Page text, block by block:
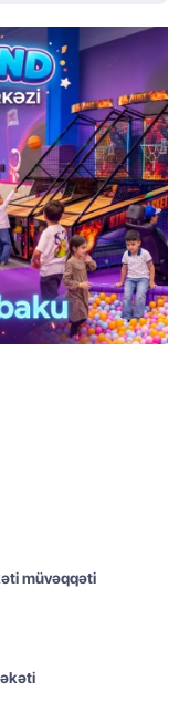
müvəqqəti